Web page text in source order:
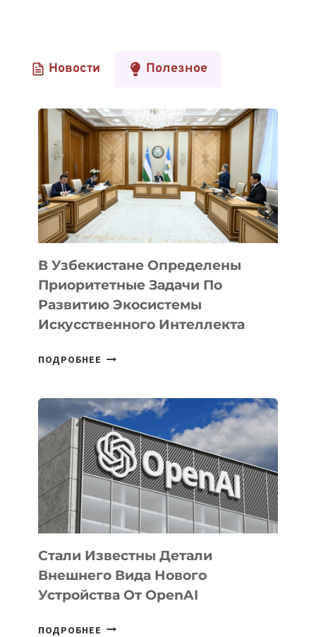
Новости Полезное
В Узбекистане Определены
Приоритетные Задачи По
Развитию Экосистемы
Искусственного Интеллекта
ПОДРОБНЕЕ
ПРИОРИТЕТНЫЕ
ЗАДАЧИ
ПО
РАЗВИТИЮ
ЭКОСИСТЕМЫ
ИСКУССТВЕННОГО
ИНТЕЛЛЕКТА
Стали Известны Детали
Внешнего Вида Нового
Устройства От OpenAI
ПОДРОБНЕЕ СТАЛИ